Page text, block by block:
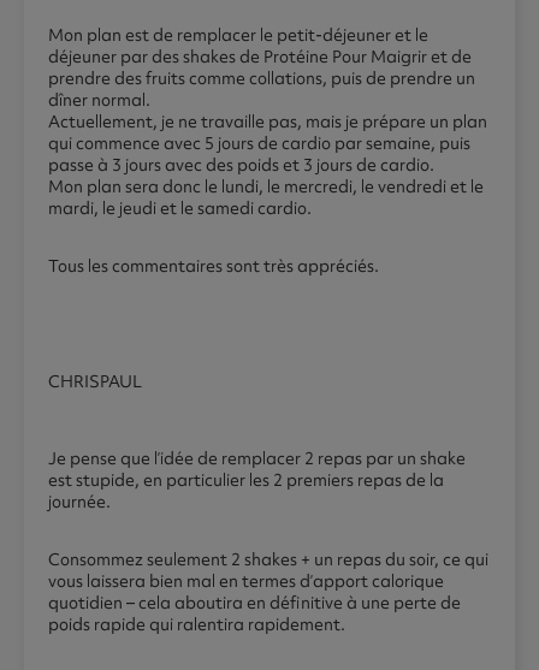
Mon plan est de remplacer le petit-déjeuner et le
déjeuner par des shakes de Protéine Pour Maigrir et de
prendre des fruits comme collations, puis de prendre un
dîner normal.
Actuellement, je ne travaille pas, mais je prépare un plan
qui commence avec 5 jours de cardio par semaine, puis
passe à 3 jours avec des poids et 3 jours de cardio.
Mon plan sera donc le lundi, le mercredi, le vendredi et le
mardi, le jeudi et le samedi cardio.
Tous les commentaires sont très appréciés.
CHRISPAUL
Je pense que l’idée de remplacer 2 repas par un shake
est stupide, en particulier les 2 premiers repas de la
journée.
Consommez seulement 2 shakes + un repas du soir, ce qui
vous laissera bien mal en termes d’apport calorique
quotidien – cela aboutira en définitive à une perte de
poids rapide qui ralentira rapidement.